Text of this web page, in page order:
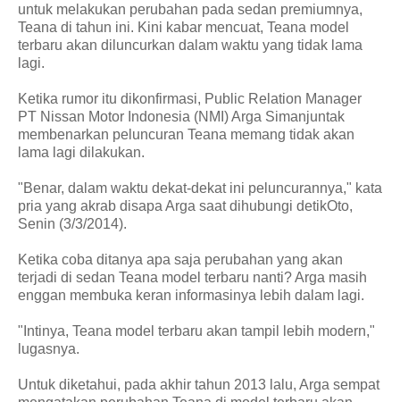
untuk melakukan perubahan pada sedan premiumnya,
Teana di tahun ini. Kini kabar mencuat, Teana model
terbaru akan diluncurkan dalam waktu yang tidak lama
lagi.
Ketika rumor itu dikonfirmasi, Public Relation Manager
PT Nissan Motor Indonesia (NMI) Arga Simanjuntak
membenarkan peluncuran Teana memang tidak akan
lama lagi dilakukan.
"Benar, dalam waktu dekat-dekat ini peluncurannya," kata
pria yang akrab disapa Arga saat dihubungi detikOto,
Senin (3/3/2014).
Ketika coba ditanya apa saja perubahan yang akan
terjadi di sedan Teana model terbaru nanti? Arga masih
enggan membuka keran informasinya lebih dalam lagi.
"Intinya, Teana model terbaru akan tampil lebih modern,"
lugasnya.
Untuk diketahui, pada akhir tahun 2013 lalu, Arga sempat